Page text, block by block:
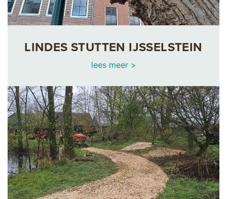
LINDES STUTTEN IJSSELSTEIN
lees meer >